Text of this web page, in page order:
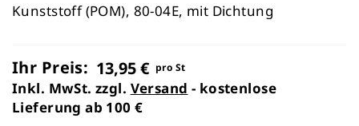
Kunststoff (POM), 80-04E, mit Dichtung
Ihr Preis: 13,95 € pro St
Inkl. MwSt. zzgl. Versand - kostenlose
Lieferung ab 100 €